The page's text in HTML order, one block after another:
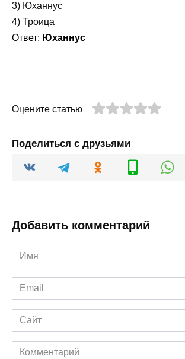
3) Юханнус
4) Троица
Ответ: Юханнус
Оцените статью
Поделиться с друзьями
Добавить комментарий
Имя
*
Email
*
Сайт
Комментарий